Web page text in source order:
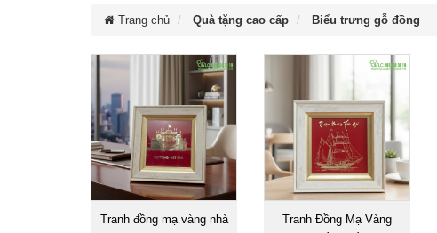
Trang chủ Quà tặng cao cấp Biểu trưng gỗ đồng
Tranh đồng mạ vàng nhà
Tranh Đồng Mạ Vàng